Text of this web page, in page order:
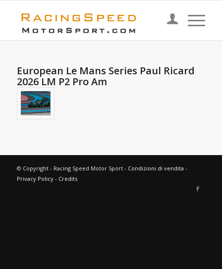
European Le Mans Series Paul Ricard
2026 LM P2 Pro Am
© Copyright - Racing Speed Motor Sport - Condizioni di vendita -
Privacy Policy- Credits